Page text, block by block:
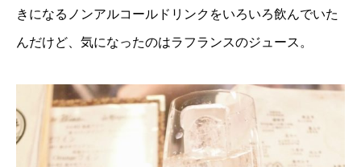
きになるノンアルコールドリンクをいろいろ飲んでいた
んだけど、気になったのはラフランスのジュース。